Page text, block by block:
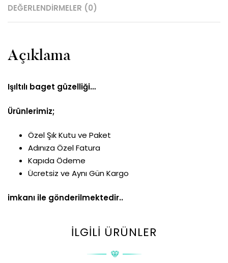
DEĞERLENDIRMELER (0)
Açıklama
Işıltılı baget güzelliği…
Ürünlerimiz;
Özel Şık Kutu ve Paket
Adınıza Özel Fatura
Kapıda Ödeme
Ücretsiz ve Aynı Gün Kargo
imkanı ile gönderilmektedir..
İLGILI ÜRÜNLER